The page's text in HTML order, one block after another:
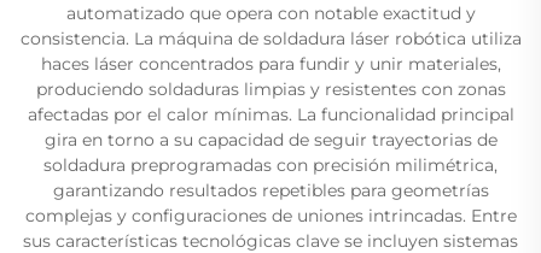
automatizado que opera con notable exactitud y
consistencia. La máquina de soldadura láser robótica utiliza
haces láser concentrados para fundir y unir materiales,
produciendo soldaduras limpias y resistentes con zonas
afectadas por el calor mínimas. La funcionalidad principal
gira en torno a su capacidad de seguir trayectorias de
soldadura preprogramadas con precisión milimétrica,
garantizando resultados repetibles para geometrías
complejas y configuraciones de uniones intrincadas. Entre
sus características tecnológicas clave se incluyen sistemas